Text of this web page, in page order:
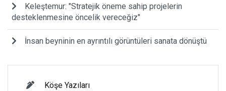
Keleştemur: "Stratejik öneme sahip projelerin
desteklenmesine öncelik vereceğiz"
İnsan beyninin en ayrıntılı görüntüleri sanata dönüştü
Köşe Yazıları